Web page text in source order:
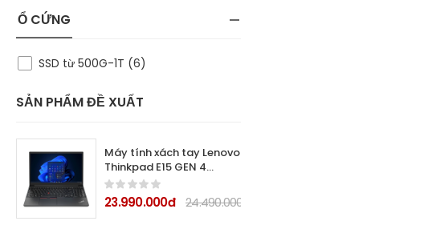
Ổ CỨNG
SSD từ 500G-1T (6)
SẢN PHẨM ĐỀ XUẤT
Máy tính xách tay Lenovo
Thinkpad E15 GEN 4
21E600CMVA (Core i7
1255U/ 8GB/ 512GB SSD/
Intel Iris Xe Graphics/
23.990.000đ 24.490.000đ